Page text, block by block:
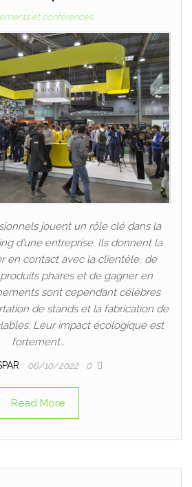
et conférences
jouent un rôle clé dans la
d’une entreprise. Ils donnent la
en contact avec la clientèle, de
phares et de gagner en
sont cependant célèbres
de stands et la fabrication de
Leur impact écologique est
fortement…
06/10/2022 0
Read More